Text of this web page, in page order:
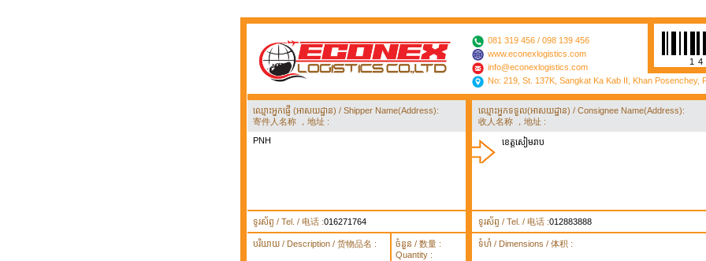
081 319 456 / 098 139 456
www.econexlogistics.com
info@econexlogistics.com
No: 219, St. 137K, Sangkat Ka Kab II, Khan Posenchey,
ឈ្មោះអ្នកផ្ញើ (អាសយដ្ឋាន) / Shipper Name(Address):
寄件人名称 ，地址 :
PNH
ឈ្មោះអ្នកទទួល(អាសយដ្ឋាន) / Consignee Name(Address):
收人名称 ，地址 :
ខេត្តសៀមរាប
ទូរស័ព្ទ / Tel. / 电话 :016271764 ទូរស័ព្ទ / Tel. / 电话 :012883888
បរិយាយ / Description / 货物品名 :
ចំនួន / 数量 :
Quantity :
ទំហំ / Dimensions / 体积 :